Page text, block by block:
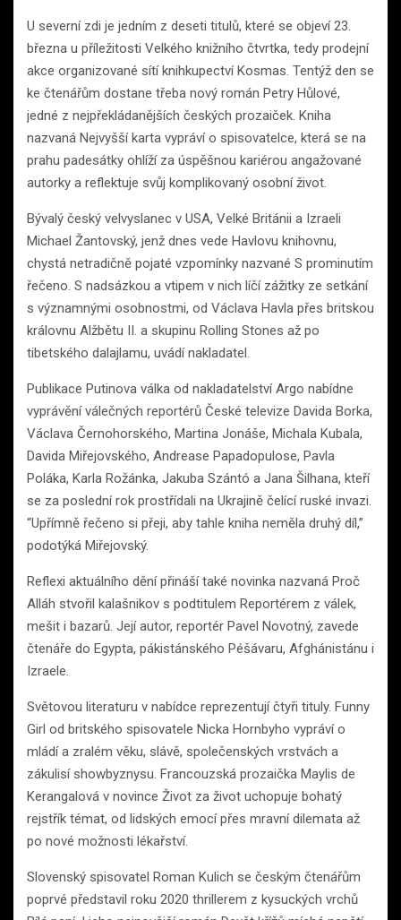
U severní zdi je jedním z deseti titulů, které se objeví 23.
března u příležitosti Velkého knižního čtvrtka, tedy prodejní
akce organizované sítí knihkupectví Kosmas. Tentýž den se
ke čtenářům dostane třeba nový román Petry Hůlové,
jedné z nejpřekládanějších českých prozaiček. Kniha
nazvaná Nejvyšší karta vypráví o spisovatelce, která se na
prahu padesátky ohlíží za úspěšnou kariérou angažované
autorky a reflektuje svůj komplikovaný osobní život.
Bývalý český velvyslanec v USA, Velké Británii a Izraeli
Michael Žantovský, jenž dnes vede Havlovu knihovnu,
chystá netradičně pojaté vzpomínky nazvané S prominutím
řečeno. S nadsázkou a vtipem v nich líčí zážitky ze setkání
s významnými osobnostmi, od Václava Havla přes britskou
královnu Alžbětu II. a skupinu Rolling Stones až po
tibetského dalajlamu, uvádí nakladatel.
Publikace Putinova válka od nakladatelství Argo nabídne
vyprávění válečných reportérů České televize Davida Borka,
Václava Černohorského, Martina Jonáše, Michala Kubala,
Davida Miřejovského, Andrease Papadopulose, Pavla
Poláka, Karla Rožánka, Jakuba Szántó a Jana Šilhana, kteří
se za poslední rok prostřídali na Ukrajině čelící ruské invazi.
“Upřímně řečeno si přeji, aby tahle kniha neměla druhý díl,”
podotýká Miřejovský.
Reflexi aktuálního dění přináší také novinka nazvaná Proč
Alláh stvořil kalašnikov s podtitulem Reportérem z válek,
mešit i bazarů. Její autor, reportér Pavel Novotný, zavede
čtenáře do Egypta, pákistánského Péšávaru, Afghánistánu i
Izraele.
Světovou literaturu v nabídce reprezentují čtyři tituly. Funny
Girl od britského spisovatele Nicka Hornbyho vypráví o
mládí a zralém věku, slávě, společenských vrstvách a
zákulisí showbyznysu. Francouzská prozaička Maylis de
Kerangalová v novince Život za život uchopuje bohatý
rejstřík témat, od lidských emocí přes mravní dilemata až
po nové možnosti lékařství.
Slovenský spisovatel Roman Kulich se českým čtenářům
poprvé představil roku 2020 thrillerem z kysuckých vrchů